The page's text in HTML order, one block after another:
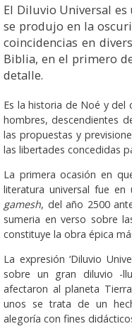
El Diluvio Universal
se produjo en la
coincidencias en
Biblia, en el primero
detalle.
Es la historia de Noé y del
hombres, des­cen­dien­tes
las pro­puestas y
las libertades con­ce­di­das
La primera ocasión en
literatura universal fue
gamesh, del año 2500
sumeria en verso sobre
constituye la obra épica
La expresión ‘Diluvio
sobre un gran diluvio -
afectaron al planeta
unos se trata de un
alegoría con fines